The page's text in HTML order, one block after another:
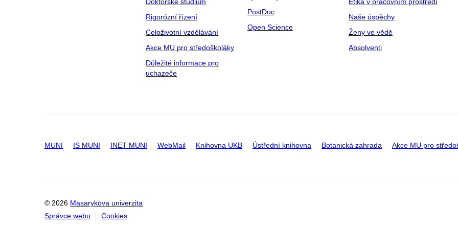
Rigorózní řízení
Celoživotní vzdělávání
Akce MU pro středoškoláky
Důležité informace pro
uchazeče
PostDoc
Open Science
Naše úspěchy
Ženy ve vědě
Absolventi
MUNI IS MUNI INET MUNI WebMail Knihovna UKB Ústřední knihovna Botanická zahrada Akce MU pro
© 2026 Masarykova univerzita
Správce webu
Cookies